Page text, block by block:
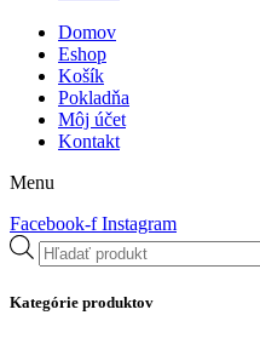
Domov
Eshop
Košík
Pokladňa
Môj účet
Kontakt
Menu
Facebook-f Instagram
Products
search
Kategórie produktov